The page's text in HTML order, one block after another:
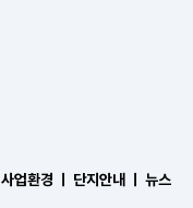
사업환경 ㅣ 단지안내 ㅣ
뉴스